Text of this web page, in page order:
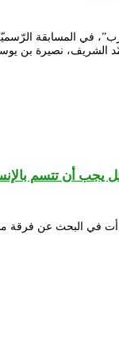
في المسابقة
الشريف، نصيرة بن
يجب أن تتسم
في البحث عن